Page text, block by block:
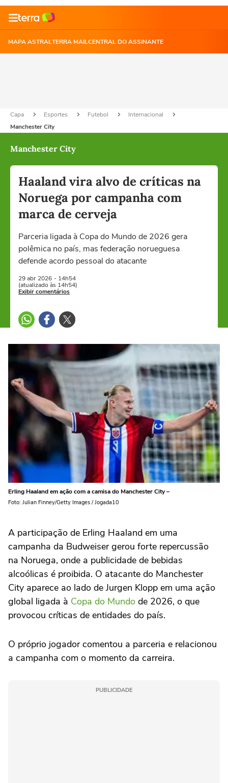
MAPA ASTRALTERRA MAILCENTRAL DO ASSINANTE
Capa Esportes Futebol
Internacional
Manchester City
Manchester City
Haaland vira alvo de críticas na
Noruega por campanha com
marca de cerveja
Parceria ligada à Copa do Mundo de 2026 gera
polêmica no país, mas federação norueguesa
defende acordo pessoal do atacante
29 abr 2026 - 14h54
(atualizado às 14h54)
Exibir comentários
Erling Haaland em ação com a camisa do Manchester City –
Foto: Julian Finney/Getty Images / Jogada10
A participação de Erling Haaland em uma
campanha da Budweiser gerou forte repercussão
na Noruega, onde a publicidade de bebidas
alcoólicas é proibida. O atacante do Manchester
City aparece ao lado de Jurgen Klopp em uma ação
global ligada à Copa do Mundo de 2026, o que
provocou críticas de entidades do país.
O próprio jogador comentou a parceria e relacionou
a campanha com o momento da carreira.
PUBLICIDADE